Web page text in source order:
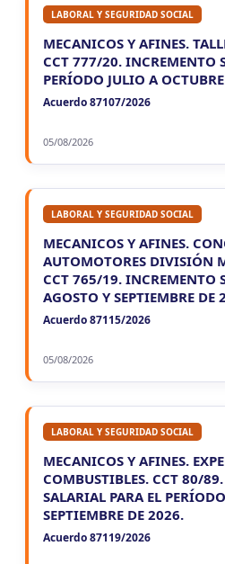
7 Agentes Retencion La Rioja
CUIT 5-6-7-8-9-…
NEUQUEN
7 Agentes Ret. y Percep. Neuquen
LABORAL Y SEGURIDAD SOCIAL
MECANICOS Y AFINES.
CCT 777/20. INCREMENTO
PERÍODO JULIO A
Acuerdo 87107/2026
05/08/2026
LABORAL Y SEGURIDAD SOCIAL
MECANICOS Y AFINES.
AUTOMOTORES DIVISIÓN
CCT 765/19. INCREMENTO
AGOSTO Y SEPTIEMBRE DE
Acuerdo 87115/2026
05/08/2026
LABORAL Y SEGURIDAD SOCIAL
MECANICOS Y AFINES.
COMBUSTIBLES. CCT 80/
SALARIAL PARA EL
SEPTIEMBRE DE 2026.
Acuerdo 87119/2026